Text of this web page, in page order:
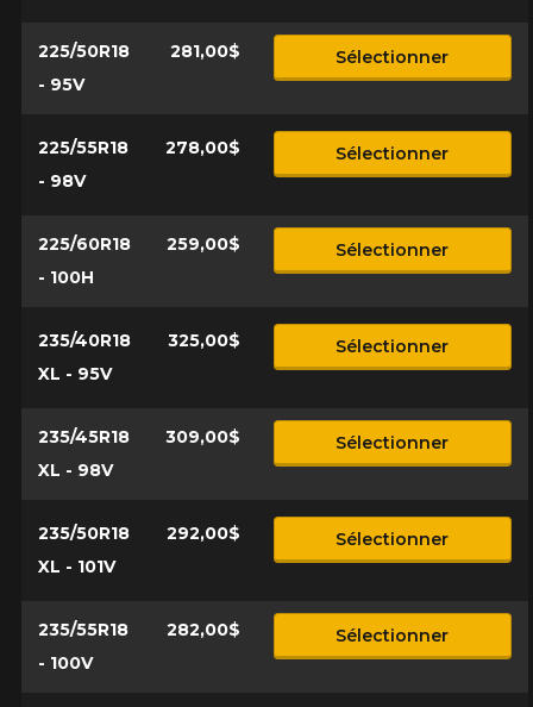
225/50R18
- 95V
281,00$ Sélectionner
225/55R18
- 98V
278,00$ Sélectionner
225/60R18
- 100H
259,00$ Sélectionner
235/40R18
XL - 95V
325,00$ Sélectionner
235/45R18
XL - 98V
309,00$ Sélectionner
235/50R18
XL - 101V
292,00$ Sélectionner
235/55R18
- 100V
282,00$ Sélectionner